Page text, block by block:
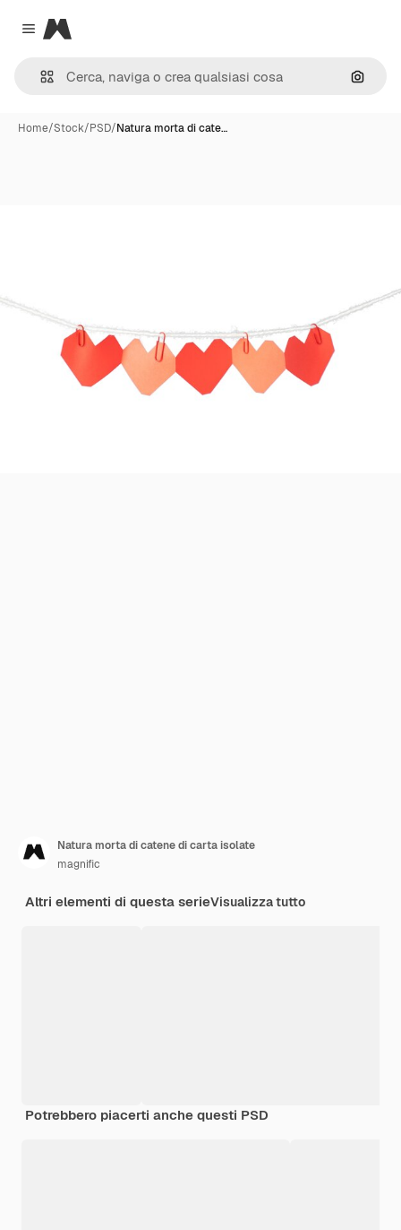
Close menu
Magnific
Cerca
Home/Stock/PSD/Natura morta di cate…
Natura morta di catene di carta isolate
magnific
Altri elementi di questa serieVisualizza tutto
Potrebbero piacerti anche questi PSD